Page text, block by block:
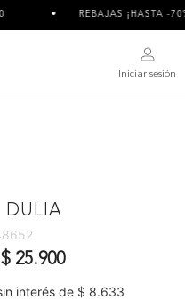
¡HASTA -70%!
Iniciar sesión
DULIA
de
a$ 25.900
interés de $ 8.633